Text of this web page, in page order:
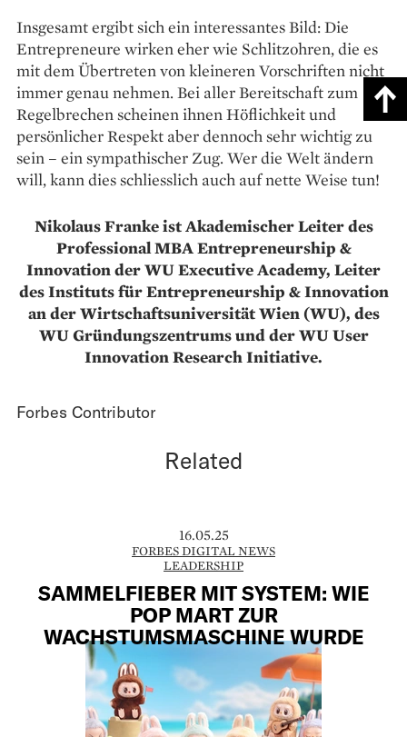
Insgesamt ergibt sich ein interessantes Bild: Die
Entrepreneure wirken eher wie Schlitz­ohren, die es
mit dem Übertreten von kleineren Vorschriften nicht
immer genau nehmen. Bei aller Bereitschaft zum
Regelbrechen scheinen ihnen Höflichkeit und
persönlicher Respekt aber dennoch sehr wichtig zu
sein – ein sympathischer Zug. Wer die Welt ändern
will, kann dies schliesslich auch auf nette Weise tun!
Nikolaus Franke ist Akademischer Leiter des
Professional MBA Entrepreneurship &
Innovation der WU Executive Academy, Leiter
des Instituts für Entrepreneurship & Innovation
an der Wirtschaftsuniversität Wien (WU), des
WU Gründungszentrums und der WU User
Innovation Research Initiative.
Forbes Contributor
Related
16.05.25
FORBES DIGITAL NEWS
LEADERSHIP
SAMMELFIEBER MIT SYSTEM: WIE
POP MART ZUR
WACHSTUMSMASCHINE WURDE